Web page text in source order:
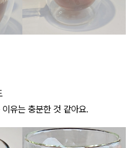
유는 충분한 것 같아요.